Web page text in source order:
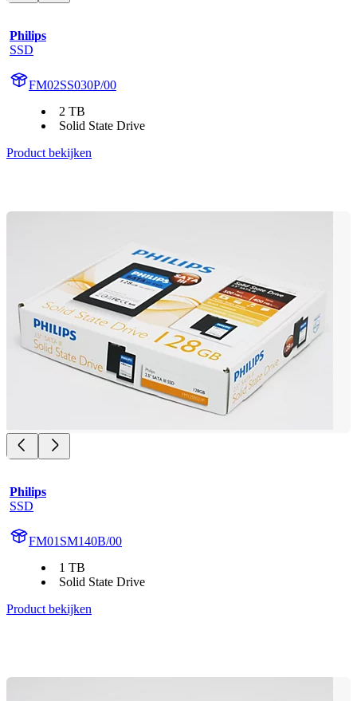
Philips
SSD
FM02SS030P/00
2 TB
Solid State Drive
Product bekijken
Philips
SSD
FM01SM140B/00
1 TB
Solid State Drive
Product bekijken